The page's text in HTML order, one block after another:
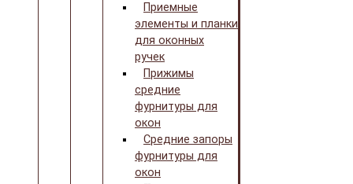
Приемные
элементы и планки
для оконных
ручек
Прижимы
средние
фурнитуры для
окон
Средние запоры
фурнитуры для
окон